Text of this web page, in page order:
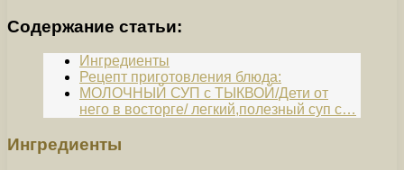
Содержание статьи:
Ингредиенты
Рецепт приготовления блюда:
МОЛОЧНЫЙ СУП с ТЫКВОЙ/Дети от
него в восторге/ легкий,полезный суп с…
Ингредиенты